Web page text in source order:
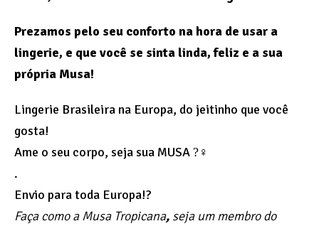
Prezamos pelo seu conforto na hora de usar a
lingerie, e que você se sinta linda, feliz e a sua
própria Musa!
Lingerie Brasileira na Europa, do jeitinho que você
gosta!
Ame o seu corpo, seja sua MUSA ?‍♀
.
Envio para toda Europa!?
Faça como a Musa Tropicana, seja um membro do